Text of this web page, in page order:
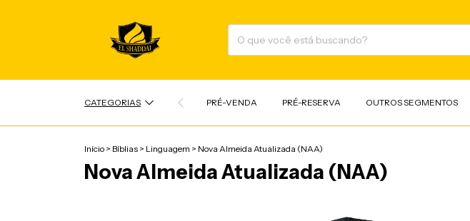
CATEGORIAS PRÉ-VENDA PRÉ-RESERVA OUTROS SEGMENTOS
Início > Bíblias > Linguagem > Nova Almeida Atualizada (NAA)
Nova Almeida Atualizada (NAA)